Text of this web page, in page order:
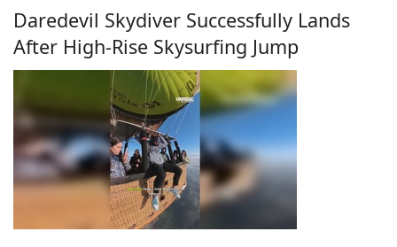
Daredevil Skydiver Successfully Lands
After High-Rise Skysurfing Jump